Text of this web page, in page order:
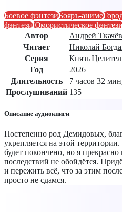
Боевое фэнтезиБояръ-аниме
фэнтезиЮмористическое
Автор
Андрей Ткачёв
Читает
Николай
Серия
Князь
Год
2026
Длительность
7 часов 32
Прослушиваний 135
Описание аудиокниги
Постепенно род Демидовых,
укрепляется на этой
будет покончено, но я
последствий не обойдётся.
и пережить всё, что за этим
просто не сдамся.